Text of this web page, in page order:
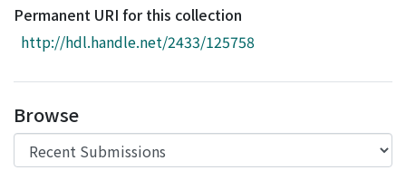
Download Ranking
Access Statistics
Permanent URI for this collection
http://hdl.handle.net/2433/125758
Browse